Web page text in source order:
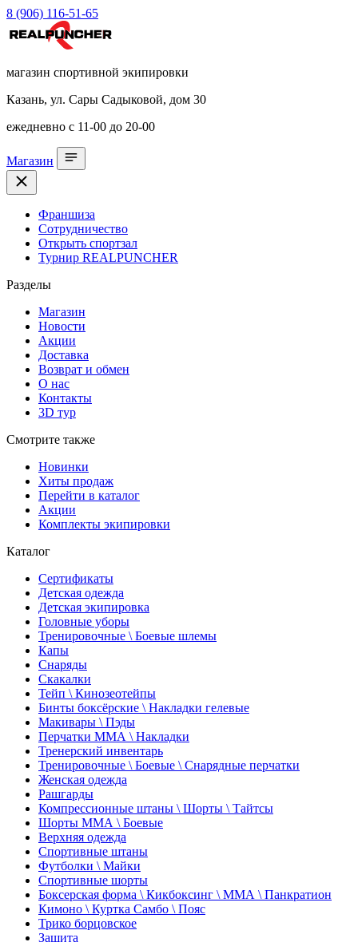
8 (906) 116-51-65
магазин спортивной экипировки
Казань, ул. Сары Садыковой, дом 30
ежедневно с 11-00 до 20-00
Магазин
Франшиза
Сотрудничество
Открыть спортзал
Турнир REALPUNCHER
Разделы
Магазин
Новости
Акции
Доставка
Возврат и обмен
О нас
Контакты
3D тур
Смотрите также
Новинки
Хиты продаж
Перейти в каталог
Акции
Комплекты экипировки
Каталог
Сертификаты
Детская одежда
Детская экипировка
Головные уборы
Тренировочные \ Боевые шлемы
Капы
Снаряды
Скакалки
Тейп \ Кинозеотейпы
Бинты боксёрские \ Накладки гелевые
Макивары \ Пэды
Перчатки ММА \ Накладки
Тренерский инвентарь
Тренировочные \ Боевые \ Снарядные перчатки
Женская одежда
Рашгарды
Компрессионные штаны \ Шорты \ Тайтсы
Шорты ММА \ Боевые
Верхняя одежда
Спортивные штаны
Футболки \ Майки
Спортивные шорты
Боксерская форма \ Кикбоксинг \ ММА \ Панкратион
Кимоно \ Куртка Самбо \ Пояс
Трико борцовское
Защита